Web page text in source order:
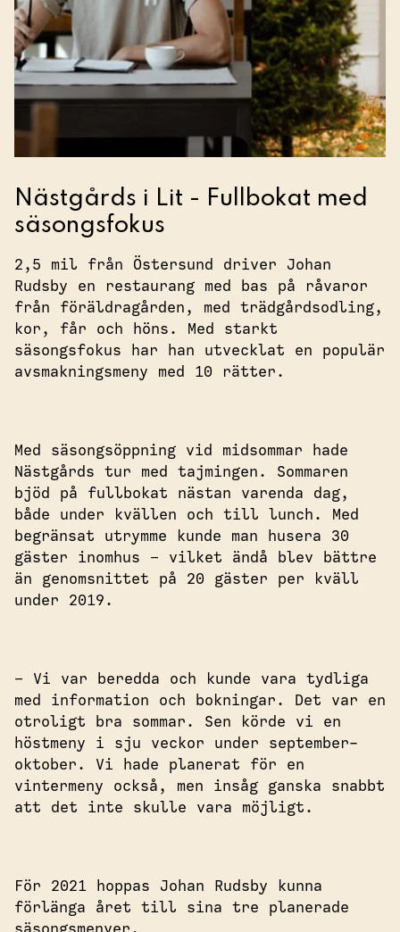
Nästgårds i Lit - Fullbokat med
säsongsfokus
2,5 mil från Östersund driver Johan
Rudsby en restaurang med bas på råvaror
från föräldragården, med trädgårdsodling,
kor, får och höns. Med starkt
säsongsfokus har han utvecklat en populär
avsmakningsmeny med 10 rätter.
Med säsongsöppning vid midsommar hade
Nästgårds tur med tajmingen. Sommaren
bjöd på fullbokat nästan varenda dag,
både under kvällen och till lunch. Med
begränsat utrymme kunde man husera 30
gäster inomhus – vilket ändå blev bättre
än genomsnittet på 20 gäster per kväll
under 2019.
– Vi var beredda och kunde vara tydliga
med information och bokningar. Det var en
otroligt bra sommar. Sen körde vi en
höstmeny i sju veckor under september-
oktober. Vi hade planerat för en
vintermeny också, men insåg ganska snabbt
att det inte skulle vara möjligt.
För 2021 hoppas Johan Rudsby kunna
förlänga året till sina tre planerade